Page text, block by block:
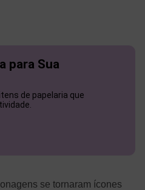
para Sua
de papelaria que
se tornaram ícones